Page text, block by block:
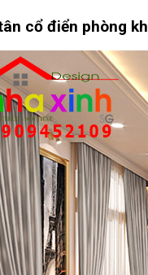
cổ điển phòng